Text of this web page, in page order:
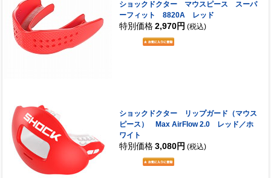
ショックドクター マウスピース スーパ
ーフィット 8820A レッド
特別価格 2,970円 (税込)
ショックドクター リップガード（マウス
ピース） Max AirFlow 2.0 レッド／ホ
ワイト
特別価格 3,080円 (税込)